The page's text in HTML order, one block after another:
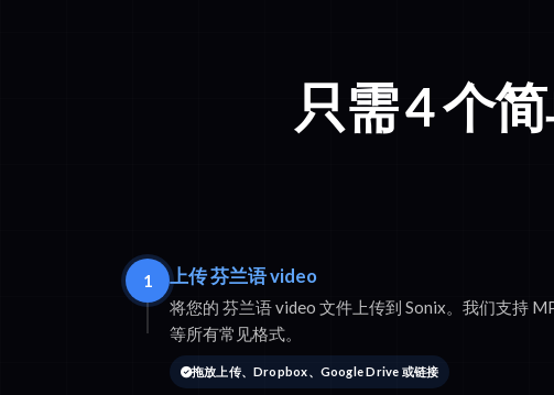
只需 4 个
1 上传 芬兰语 video
将您的 芬兰语 video 文件上传到 Sonix。我们支持
等所有常见格式。
拖放上传、Dropbox、Google Drive 或链接